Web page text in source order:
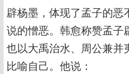
辟杨墨，体现了孟子的
说的憎恶。韩愈称赞孟子
也以大禹治水、周公兼并
比喻自己。他说：